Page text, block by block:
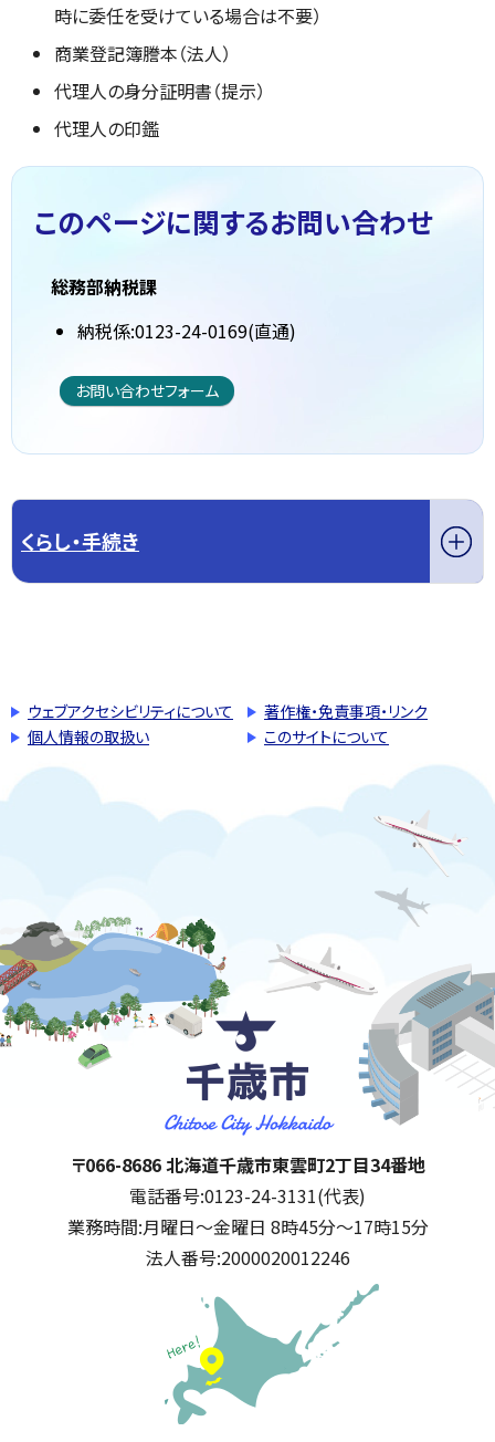
時に委任を受けている場合は不要）
商業登記簿謄本（法人）
代理人の身分証明書（提示）
代理人の印鑑
このページに関するお問い合わせ
総務部納税課
納税係:0123-24-0169(直通)
お問い合わせフォーム
くらし・手続き
ウェブアクセシビリティについて
著作権・免責事項・リンク
個人情報の取扱い
このサイトについて
千歳市
住所:
〒066-8686 北海道千歳市東雲町2丁目34番地
電話番号:0123-24-3131(代表)
業務時間:月曜日～金曜日 8時45分～17時15分
法人番号:2000020012246